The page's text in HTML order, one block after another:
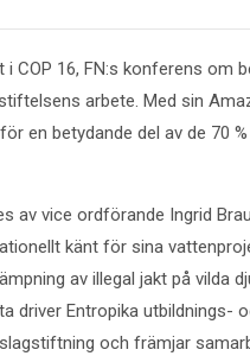
COP 16, FN:s konferens om
arbete. Med sin
en betydande del av de 70
av vice ordförande Ingrid
känt för sina
av illegal jakt på vilda
driver Entropika
och främjar